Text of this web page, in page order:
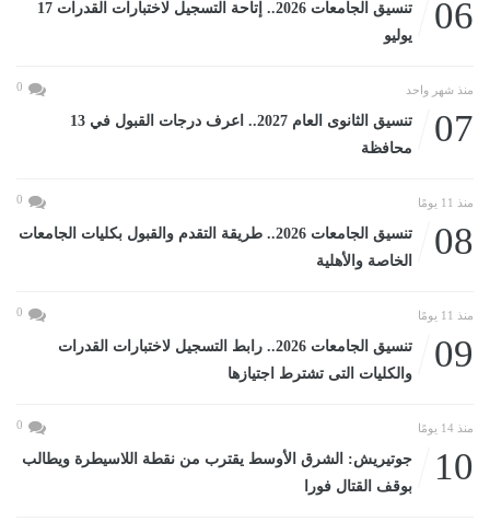
06
تنسيق الجامعات 2026.. إتاحة التسجيل لاختبارات القدرات 17
يوليو
منذ شهر واحد 0
07
تنسيق الثانوى العام 2027.. اعرف درجات القبول في 13
محافظة
منذ 11 يومًا 0
08
تنسيق الجامعات 2026.. طريقة التقدم والقبول بكليات الجامعات
الخاصة والأهلية
منذ 11 يومًا 0
09
تنسيق الجامعات 2026.. رابط التسجيل لاختبارات القدرات
والكليات التى تشترط اجتيازها
منذ 14 يومًا 0
10
جوتيريش: الشرق الأوسط يقترب من نقطة اللاسيطرة ويطالب
بوقف القتال فورا